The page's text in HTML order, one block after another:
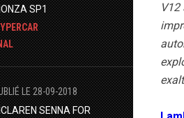
SP1
LE 28-09-2018
SENNA FOR